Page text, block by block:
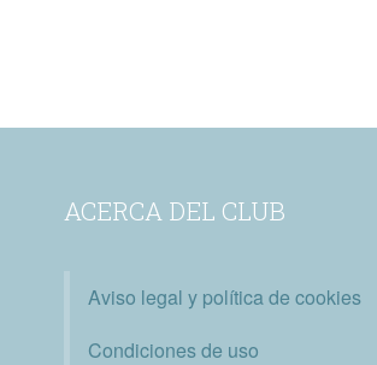
ACERCA DEL CLUB
Aviso legal y política de cookies
Condiciones de uso